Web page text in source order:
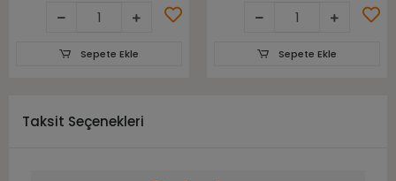
Sepete Ekle Sepete Ekle
Taksit Seçenekleri